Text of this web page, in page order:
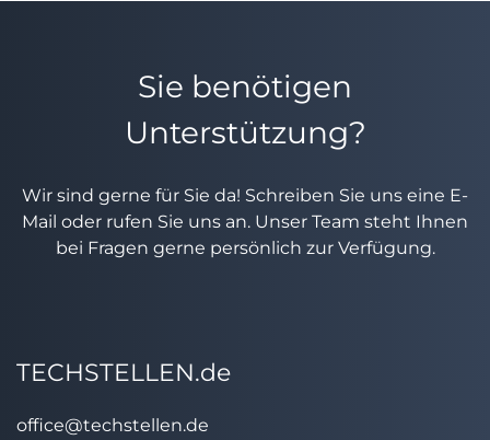
Sie benötigen
Unterstützung?
Wir sind gerne für Sie da! Schreiben Sie uns eine E-
Mail oder rufen Sie uns an. Unser Team steht Ihnen
bei Fragen gerne persönlich zur Verfügung.
TECHSTELLEN.de
office@techstellen.de